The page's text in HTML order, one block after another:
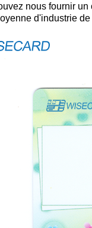
nous fournir
d'industrie de